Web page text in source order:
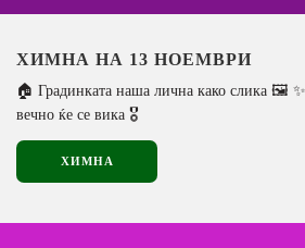
ХИМНА НА 13 НОЕМВРИ
🏠 Градинката наша лична како слика 🖼️
вечно ќе се вика 🎖️
ХИМНА